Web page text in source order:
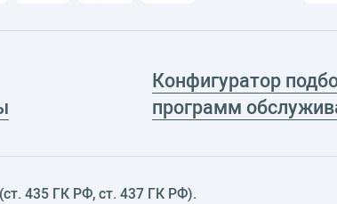
Конфигуратор
программ
435 ГК РФ, cт. 437 ГК РФ).